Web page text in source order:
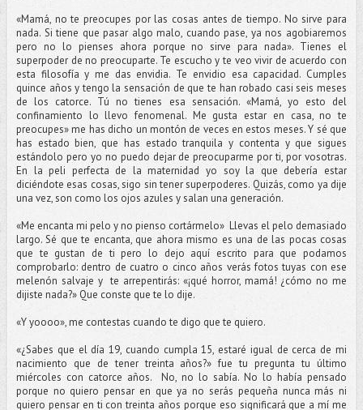
«Mamá, no te preocupes por las cosas antes de tiempo. No sirve para
nada. Si tiene que pasar algo malo, cuando pase, ya nos agobiaremos
pero no lo pienses ahora porque no sirve para nada». Tienes el
superpoder de no preocuparte. Te escucho y te veo vivir de acuerdo con
esta filosofía y me das envidia. Te envidio esa capacidad. Cumples
quince años y tengo la sensación de que te han robado casi seis meses
de los catorce. Tú no tienes esa sensación. «Mamá, yo esto del
confinamiento lo llevo fenomenal. Me gusta estar en casa, no te
preocupes» me has dicho un montón de veces en estos meses. Y sé que
has estado bien, que has estado tranquila y contenta y que sigues
estándolo pero yo no puedo dejar de preocuparme por ti, por vosotras.
En la peli perfecta de la maternidad yo soy la que debería estar
diciéndote esas cosas, sigo sin tener superpoderes. Quizás, como ya dije
una vez, son como los ojos azules y salan una generación.
«Me encanta mi pelo y no pienso cortármelo» Llevas el pelo demasiado
largo. Sé que te encanta, que ahora mismo es una de las pocas cosas
que te gustan de ti pero lo dejo aquí escrito para que podamos
comprobarlo: dentro de cuatro o cinco años verás fotos tuyas con ese
melenón salvaje y te arrepentirás: «¡qué horror, mamá! ¿cómo no me
dijiste nada?» Que conste que te lo dije.
«Y yoooo», me contestas cuando te digo que te quiero.
«¿Sabes que el día 19, cuando cumpla 15, estaré igual de cerca de mi
nacimiento que de tener treinta años?» fue tu pregunta tu último
miércoles con catorce años. No, no lo sabía. No lo había pensado
porque no quiero pensar en que ya no serás pequeña nunca más ni
quiero pensar en ti con treinta años porque eso significará que a mí me